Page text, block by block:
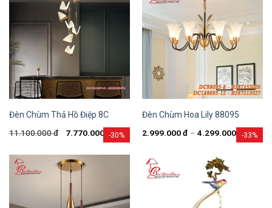
-30%
Đèn Chùm Thả Hồ Điệp 8C
11.100.000đ 7.770.000 đ -33%
Đèn Chùm Hoa Lily 88095
2.999.000đ – 4.299.000